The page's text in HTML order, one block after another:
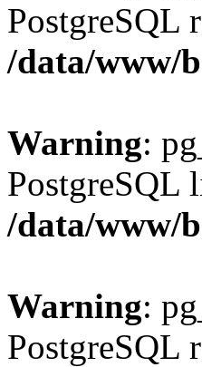
PostgreSQL
/data/www/
Warning:
PostgreSQL
/data/www/
Warning:
PostgreSQL